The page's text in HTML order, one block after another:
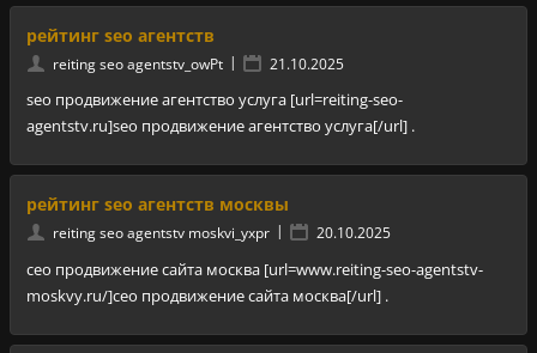
рейтинг seo агентств
reiting seo agentstv_owPt | 21.10.2025
seo продвижение агентство услуга [url=reiting-seo-
agentstv.ru]seo продвижение агентство услуга[/url] .
рейтинг seo агентств москвы
reiting seo agentstv moskvi_yxpr | 20.10.2025
сео продвижение сайта москва [url=www.reiting-seo-agentstv-
moskvy.ru/]сео продвижение сайта москва[/url] .